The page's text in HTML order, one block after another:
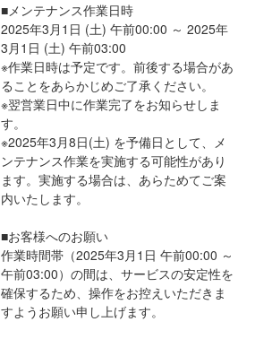
■メンテナンス作業日時
2025年3月1日 (土) 午前00:00 ～ 2025年
3月1日 (土) 午前03:00
※作業日時は予定です。前後する場合があ
ることをあらかじめご了承ください。
※翌営業日中に作業完了をお知らせしま
す。
※2025年3月8日(土) を予備日として、メ
ンテナンス作業を実施する可能性があり
ます。実施する場合は、あらためてご案
内いたします。
■お客様へのお願い
作業時間帯（2025年3月1日 午前00:00 ～
午前03:00）の間は、サービスの安定性を
確保するため、操作をお控えいただきま
すようお願い申し上げます。